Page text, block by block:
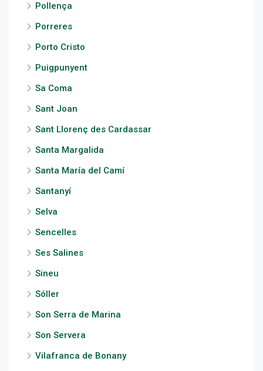
Pollença
Porreres
Porto Cristo
Puigpunyent
Sa Coma
Sant Joan
Sant Llorenç des Cardassar
Santa Margalida
Santa María del Camí
Santanyí
Selva
Sencelles
Ses Salines
Sineu
Sóller
Son Serra de Marina
Son Servera
Vilafranca de Bonany